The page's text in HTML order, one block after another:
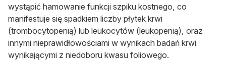
wystąpić hamowanie funkcji szpiku kostnego, co
manifestuje się spadkiem liczby płytek krwi
(trombocytopenią) lub leukocytów (leukopenią), oraz
innymi nieprawidłowościami w wynikach badań krwi
wynikającymi z niedoboru kwasu foliowego.